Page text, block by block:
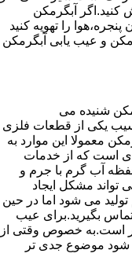
کنید.اگر آبگرمکن
پنجره،هوا را تهویه کنید
و عیب یابی آبگرمکن
شنیده می
یکی از قطعات فلزی
معمولا این موارد به
است که از خدمات
آب گرم با جرم و
مشکل ایجاد
می شود اما در حین
بگیرید.برای عیب
تر است.به خصوص وقتی از
موضوع جدی تر